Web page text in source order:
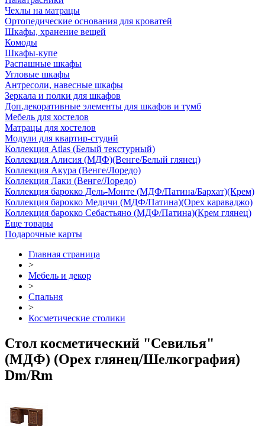
Чехлы на матрацы
Ортопедические основания для кроватей
Шкафы, хранение вещей
Комоды
Шкафы-купе
Распашные шкафы
Угловые шкафы
Антресоли, навесные шкафы
Зеркала и полки для шкафов
Доп.декоративные элементы для шкафов и тумб
Мебель для хостелов
Матрацы для хостелов
Модули для квартир-студий
Коллекция Atlas (Белый текстурный)
Коллекция Алисия (МДФ)(Венге/Белый глянец)
Коллекция Акура (Венге/Лоредо)
Коллекция Лаки (Венге/Лоредо)
Коллекция барокко Дель-Монте (МДФ/Патина/Бархат)(Крем)
Коллекция барокко Медичи (МДФ/Патина)(Орех караваджо)
Коллекция барокко Себастьяно (МДФ/Патина)(Крем глянец)
Еще товары
Подарочные карты
Главная страница
>
Мебель и декор
>
Спальня
>
Косметические столики
Стол косметический "Севилья"
(МДФ) (Орех глянец/Шелкография)
Dm/Rm